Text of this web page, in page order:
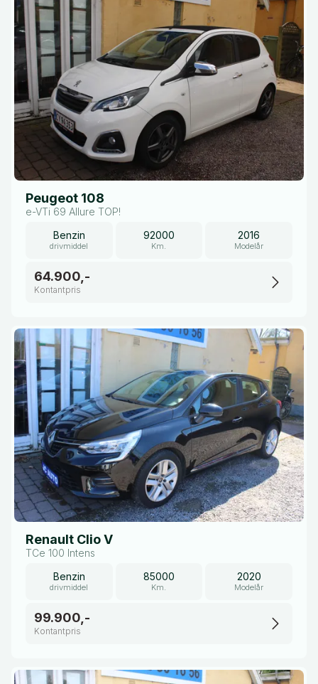
Peugeot 108
e-VTi 69 Allure TOP!
Benzin
drivmiddel
92000
Km.
2016
Modelår
64.900,-
Kontantpris
Renault Clio V
TCe 100 Intens
Benzin
drivmiddel
85000
Km.
2020
Modelår
99.900,-
Kontantpris